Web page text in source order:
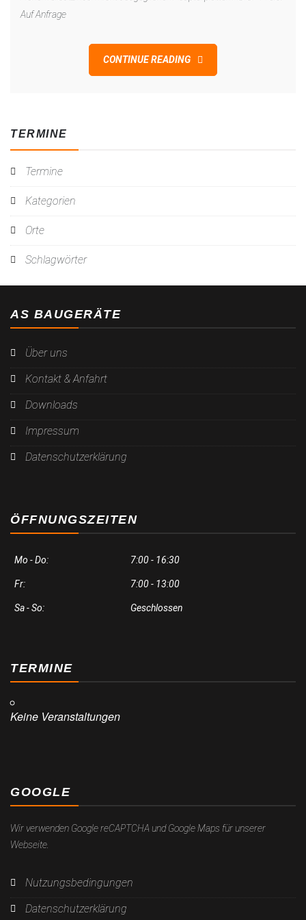
Auf Anfrage
CONTINUE READING
TERMINE
Termine
Kategorien
Orte
Schlagwörter
AS BAUGERÄTE
Über uns
Kontakt & Anfahrt
Downloads
Impressum
Datenschutzerklärung
ÖFFNUNGSZEITEN
Mo - Do: 7:00 - 16:30
Fr: 7:00 - 13:00
Sa - So: Geschlossen
TERMINE
Keine Veranstaltungen
GOOGLE
Wir verwenden Google reCAPTCHA und Google Maps für unserer
Webseite.
Nutzungsbedingungen
Datenschutzerklärung